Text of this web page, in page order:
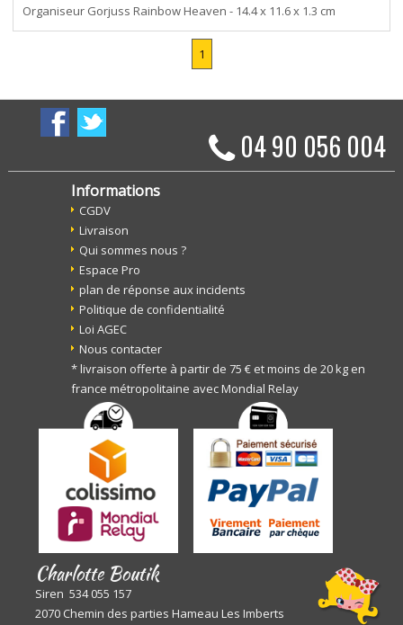
Organiseur Gorjuss Rainbow Heaven - 14.4 x 11.6 x 1.3 cm
1
04 90 056 004
Informations
CGDV
Livraison
Qui sommes nous ?
Espace Pro
plan de réponse aux incidents
Politique de confidentialité
Loi AGEC
Nous contacter
* livraison offerte à partir de 75 € et moins de 20 kg en
france métropolitaine avec Mondial Relay
Charlotte Boutik
Siren 534 055 157
2070 Chemin des parties Hameau Les Imberts